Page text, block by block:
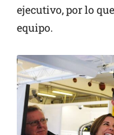
ejecutivo, por lo
equipo.